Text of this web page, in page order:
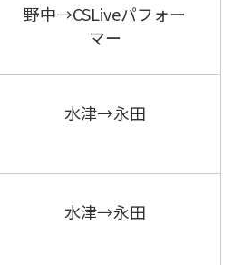
野中→CSLiveパフォー
マー
水津→永田
水津→永田